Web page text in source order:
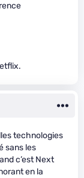
technologies
sans les
c’est Next
en la